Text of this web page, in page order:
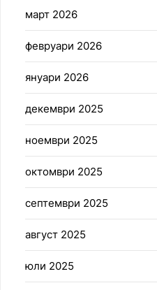
март 2026
февруари 2026
януари 2026
декември 2025
ноември 2025
октомври 2025
септември 2025
август 2025
юли 2025